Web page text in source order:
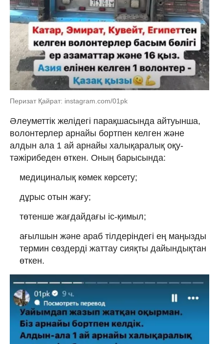
Перизат Қайрат: instagram.com/01pk
Әлеуметтік желідегі парақшасында айтуынша,
волонтерлер арнайы бортпен келген және
алдын ала 1 ай арнайы халықаралық оқу-
тәжірибеден өткен. Оның барысында:
медициналық көмек көрсету;
дұрыс отын жағу;
төтенше жағдайдағы іс-қимыл;
ағылшын және араб тілдеріндегі ең маңызды
термин сөздерді жаттау сияқты дайындықтан
өткен.